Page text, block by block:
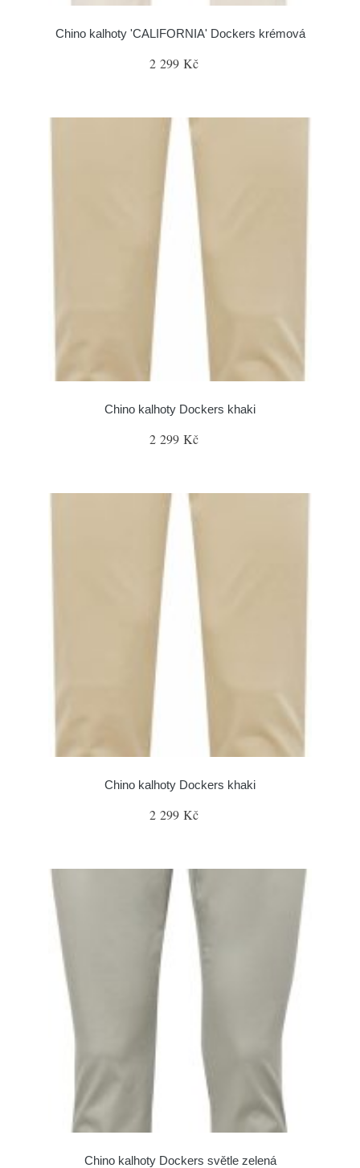
Chino kalhoty 'CALIFORNIA' Dockers krémová
2 299 Kč
Chino kalhoty Dockers khaki
2 299 Kč
Chino kalhoty Dockers khaki
2 299 Kč
Chino kalhoty Dockers světle zelená